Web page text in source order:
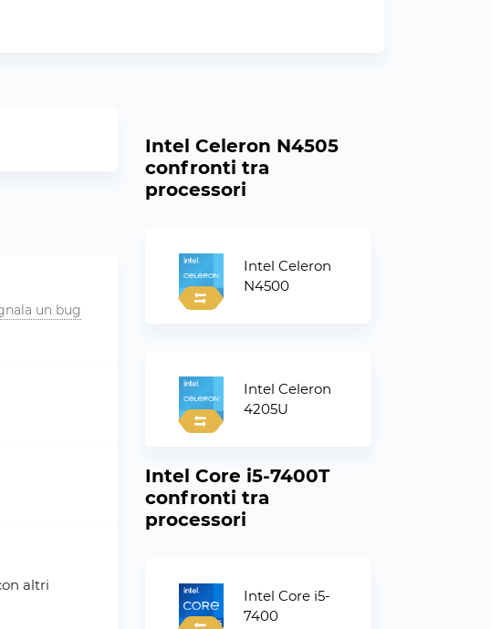
un bug
altri
Intel Celeron N4505
confronti tra
processori
Intel Celeron
N4500
Intel Celeron
4205U
Intel Core i5-7400T
confronti tra
processori
Intel Core i5-
7400